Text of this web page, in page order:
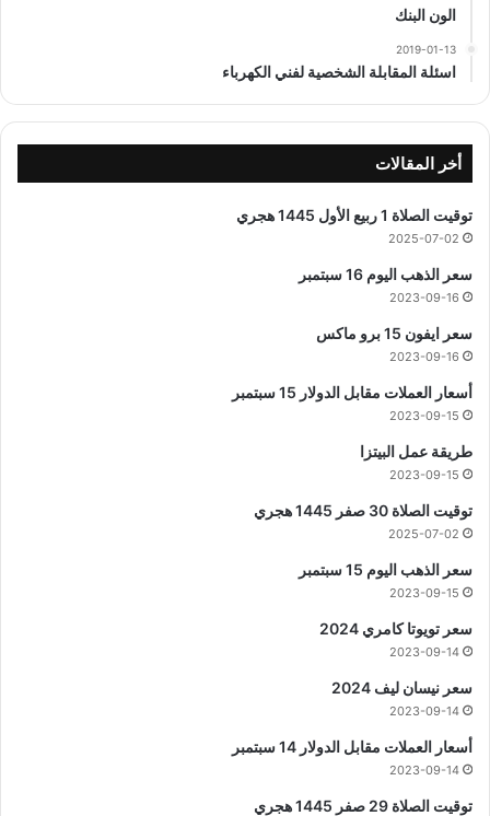
الون البنك
2019-01-13
اسئلة المقابلة الشخصية لفني الكهرباء
أخر المقالات
توقيت الصلاة 1 ربيع الأول 1445 هجري
2025-07-02
سعر الذهب اليوم 16 سبتمبر
2023-09-16
سعر ايفون 15 برو ماكس
2023-09-16
أسعار العملات مقابل الدولار 15 سبتمبر
2023-09-15
طريقة عمل البيتزا
2023-09-15
توقيت الصلاة 30 صفر 1445 هجري
2025-07-02
سعر الذهب اليوم 15 سبتمبر
2023-09-15
سعر تويوتا كامري 2024
2023-09-14
سعر نيسان ليف 2024
2023-09-14
أسعار العملات مقابل الدولار 14 سبتمبر
2023-09-14
توقيت الصلاة 29 صفر 1445 هجري